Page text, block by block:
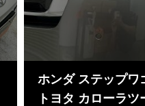
ホンダ ステップ
トヨタ カローラ